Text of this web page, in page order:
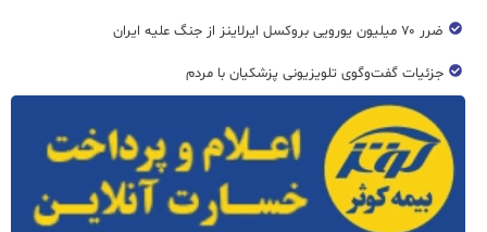
ضرر ۷۰ میلیون یورویی بروکسل ایرلاینز از جنگ علیه ایران
جزئیات گفت‌وگوی تلویزیونی پزشکیان با مردم